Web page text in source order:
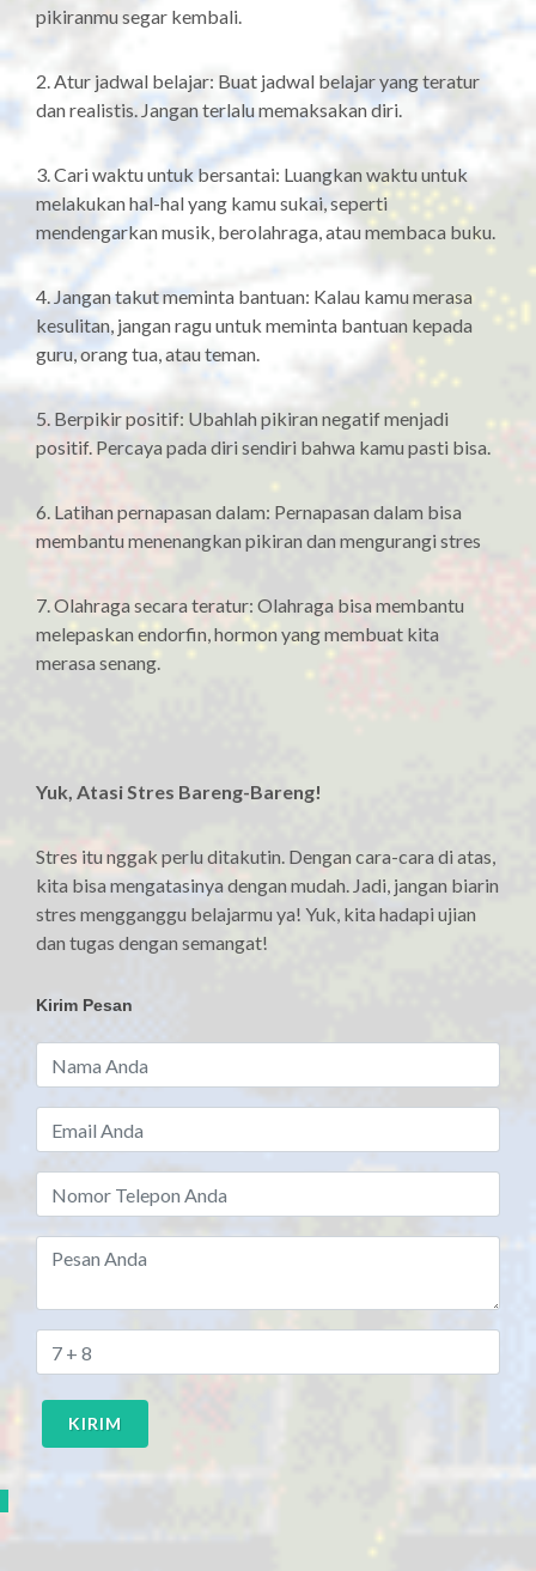
pikiranmu segar kembali.
2. Atur jadwal belajar: Buat jadwal belajar yang teratur
dan realistis. Jangan terlalu memaksakan diri.
3. Cari waktu untuk bersantai: Luangkan waktu untuk
melakukan hal-hal yang kamu sukai, seperti
mendengarkan musik, berolahraga, atau membaca buku.
4. Jangan takut meminta bantuan: Kalau kamu merasa
kesulitan, jangan ragu untuk meminta bantuan kepada
guru, orang tua, atau teman.
5. Berpikir positif: Ubahlah pikiran negatif menjadi
positif. Percaya pada diri sendiri bahwa kamu pasti bisa.
6. Latihan pernapasan dalam: Pernapasan dalam bisa
membantu menenangkan pikiran dan mengurangi stres
7. Olahraga secara teratur: Olahraga bisa membantu
melepaskan endorfin, hormon yang membuat kita
merasa senang.
Yuk, Atasi Stres Bareng-Bareng!
Stres itu nggak perlu ditakutin. Dengan cara-cara di atas,
kita bisa mengatasinya dengan mudah. Jadi, jangan biarin
stres mengganggu belajarmu ya! Yuk, kita hadapi ujian
dan tugas dengan semangat!
Kirim Pesan
KIRIM